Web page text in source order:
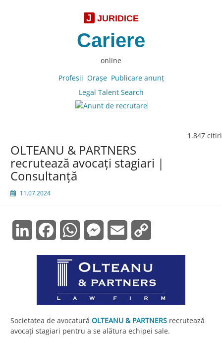
J JURIDICE
Cariere
online
Profesii Oraşe Publicare anunţ
Legal Talent Search
1.847 citiri
OLTEANU & PARTNERS
recrutează avocaţi stagiari |
Consultanţă
11.07.2024
LinkedInFacebookWhatsAppMessenger
Email
Societatea de avocatură OLTEANU & PARTNERS recrutează
avocați stagiari pentru a se alătura echipei sale.